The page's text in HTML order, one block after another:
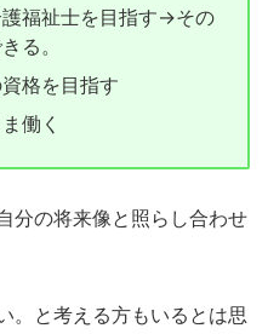
福祉士を目指す→その
る。
格を目指す
働く
分の将来像と照らし合わせ
。と考える方もいるとは思